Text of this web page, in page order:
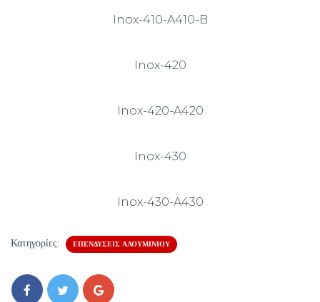
Inox-410-A410-B
Inox-420
Inox-420-A420
Inox-430
Inox-430-A430
Κατηγορίες: ΕΠΕΝΔΎΣΕΙΣ ΑΛΟΥΜΙΝΊΟΥ